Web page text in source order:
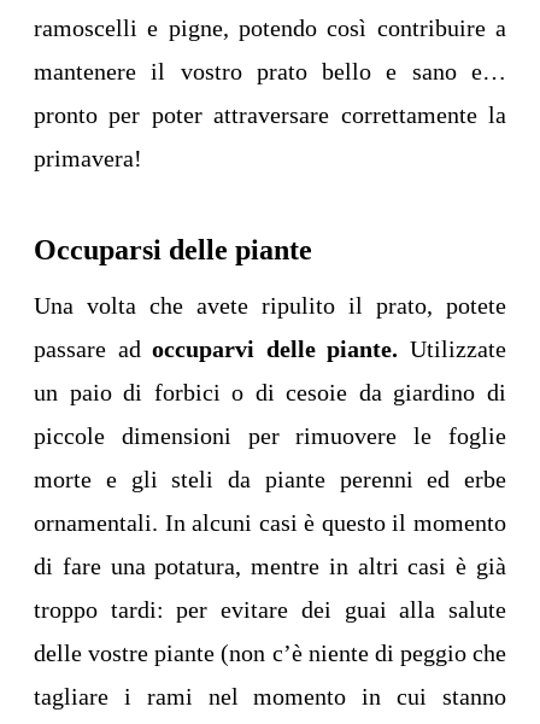
ramoscelli e pigne, potendo così contribuire a
mantenere il vostro prato bello e sano e…
pronto per poter attraversare correttamente la
primavera!
Occuparsi delle piante
Una volta che avete ripulito il prato, potete
passare adoccuparvi delle piante. Utilizzate
un paio di forbici o di cesoie da giardino di
piccole dimensioni per rimuovere le foglie
morte e gli steli da piante perenni ed erbe
ornamentali. In alcuni casi è questo il momento
di fare una potatura, mentre in altri casi è già
troppo tardi: per evitare dei guai alla salute
delle vostre piante (non c’è niente di peggio che
tagliare i rami nel momento in cui stanno